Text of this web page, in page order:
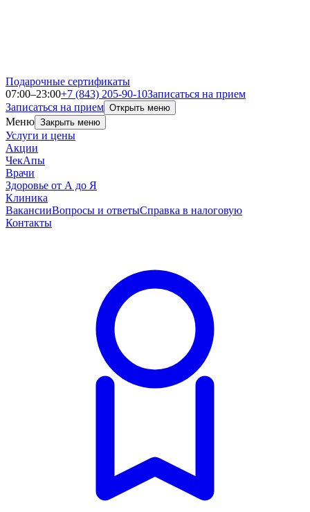
Подарочные сертификаты
07:00–23:00+7 (843) 205-90-10Записаться на прием
Записаться на прием Открыть меню
Меню Закрыть меню
Услуги и цены
Акции
ЧекАпы
Врачи
Здоровье от А до Я
Клиника
ВакансииВопросы и ответыСправка в налоговую
Контакты